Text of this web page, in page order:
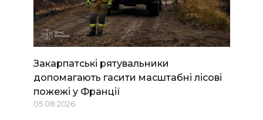
Закарпатські рятувальники
допомагають гасити масштабні лісові
пожежі у Франції
05.08.2026